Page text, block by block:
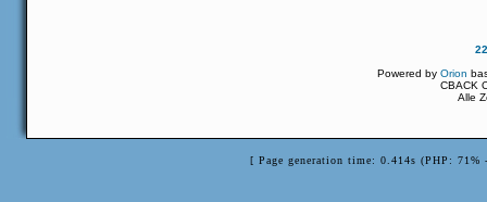
Powered byOrion
CBACK
Alle
[ Page generation time: 0.414s (PHP: